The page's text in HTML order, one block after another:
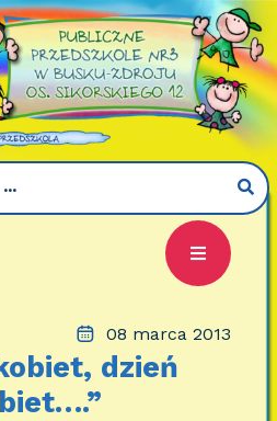
08 marca 2013
dzień